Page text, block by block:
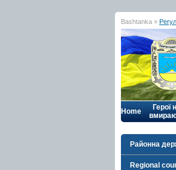
Bashtanka »
Home
Герої
Районна
Regional